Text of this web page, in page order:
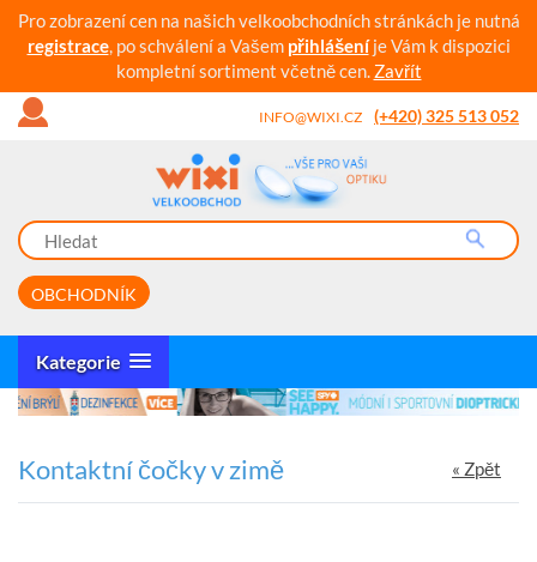
Pro zobrazení cen na našich velkoobchodních stránkách je nutná
registrace, po schválení a Vašem přihlášeníje Vám k dispozici
kompletní sortiment včetně cen. Zavřít
INFO@WIXI.CZ (+420) 325 513 052
OBCHODNÍK
Kategorie
Kontaktní čočky v zimě « Zpět